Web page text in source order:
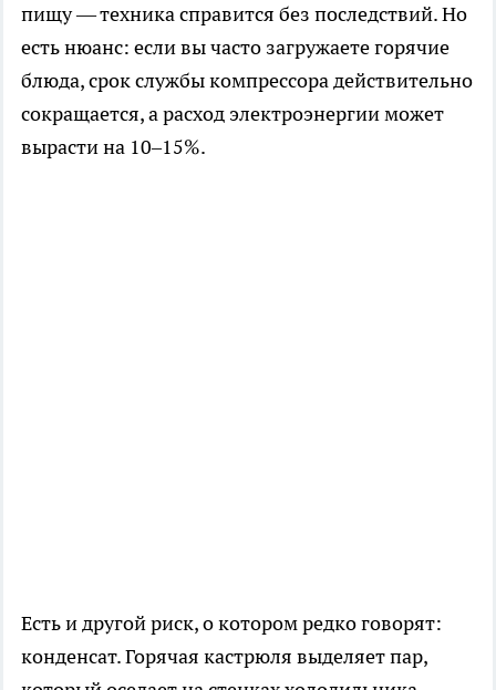
пищу — техника справится без последствий. Но
есть нюанс: если вы часто загружаете горячие
блюда, срок службы компрессора действительно
сокращается, а расход электроэнергии может
вырасти на 10–15%.
Есть и другой риск, о котором редко говорят:
конденсат. Горячая кастрюля выделяет пар,